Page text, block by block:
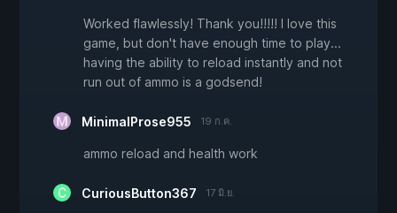
Worked flawlessly! Thank you!!!!! I love this
game, but don't have enough time to play...
having the ability to reload instantly and not
run out of ammo is a godsend!
MinimalProse955 19 ก.ค.
ammo reload and health work
CuriousButton367 17 มิ.ย.